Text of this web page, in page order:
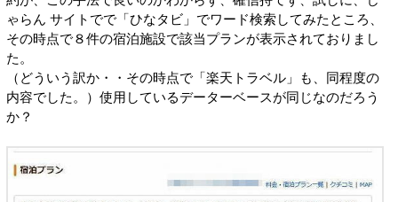
ゃらん サイトでで「ひなタビ」でワード検索してみたところ、
その時点で８件の宿泊施設で該当プランが表示されておりまし
た。
（どういう訳か・・その時点で「楽天トラベル」も、同程度の
内容でした。）使用しているデーターベースが同じなのだろう
か？